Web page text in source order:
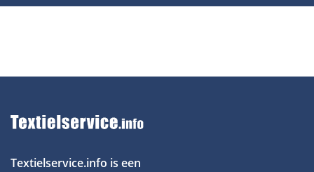
Textielservice.info is een